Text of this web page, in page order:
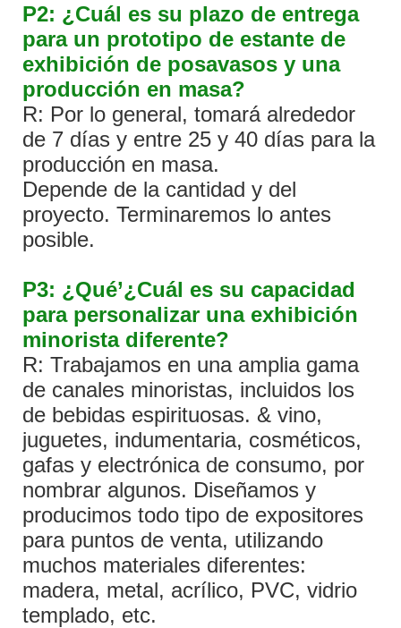
P2: ¿Cuál es su plazo de entrega
para un prototipo de estante de
exhibición de posavasos y una
producción en masa?
R: Por lo general, tomará alrededor
de 7 días y entre 25 y 40 días para la
producción en masa.
Depende de la cantidad y del
proyecto. Terminaremos lo antes
posible.
P3: ¿Qué’¿Cuál es su capacidad
para personalizar una exhibición
minorista diferente?
R: Trabajamos en una amplia gama
de canales minoristas, incluidos los
de bebidas espirituosas. & vino,
juguetes, indumentaria, cosméticos,
gafas y electrónica de consumo, por
nombrar algunos. Diseñamos y
producimos todo tipo de expositores
para puntos de venta, utilizando
muchos materiales diferentes:
madera, metal, acrílico, PVC, vidrio
templado, etc.